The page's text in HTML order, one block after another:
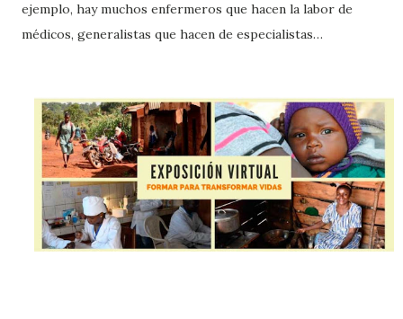
ejemplo, hay muchos enfermeros que hacen la labor de
médicos, generalistas que hacen de especialistas…